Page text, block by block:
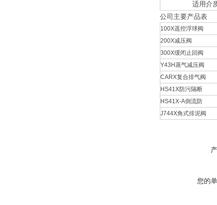
适用介
公司主要产品表
100X遥控浮球阀
200X减压阀
300X缓闭止回阀
Y43H蒸气减压阀
CARX复合排气阀
HS41X防污隔断
HS41X-A倒流防
J744X角式排泥阀
您的